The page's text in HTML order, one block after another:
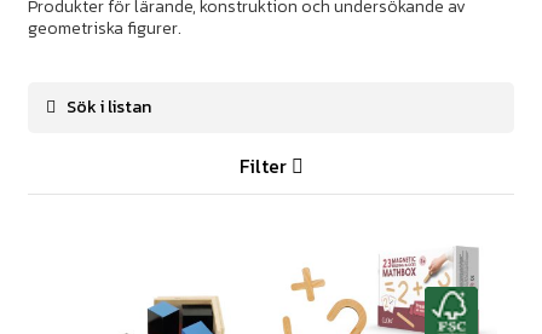
Produkter för lärande, konstruktion och undersökande av
geometriska figurer.
Filter